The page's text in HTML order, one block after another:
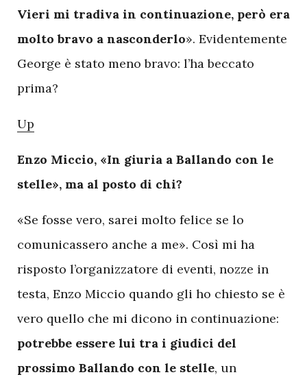
Vieri mi tradiva in continuazione, però era
molto bravo a nasconderlo». Evidentemente
George è stato meno bravo: l’ha beccato
prima?
Up
Enzo Miccio, «In giuria a Ballando con le
stelle», ma al posto di chi?
«Se fosse vero, sarei molto felice se lo
comunicassero anche a me». Così mi ha
risposto l’organizzatore di eventi, nozze in
testa, Enzo Miccio quando gli ho chiesto se è
vero quello che mi dicono in continuazione:
potrebbe essere lui tra i giudici del
prossimo Ballando con le stelle, un